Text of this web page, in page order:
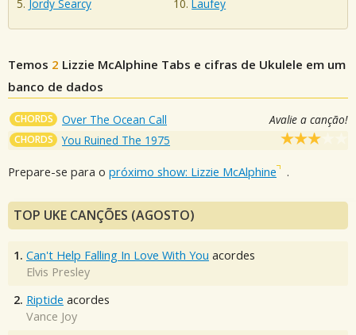
Jordy Searcy
Laufey
Temos 2 Lizzie McAlphine Tabs e cifras de Ukulele em um
banco de dados
CHORDS Over The Ocean Call Avalie a canção!
CHORDS You Ruined The 1975
Prepare-se para o próximo show: Lizzie McAlphine .
TOP UKE CANÇÕES (AGOSTO)
1. Can't Help Falling In Love With You acordes
Elvis Presley
2. Riptide acordes
Vance Joy